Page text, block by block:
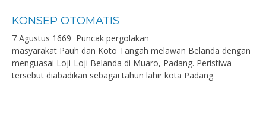
KONSEP OTOMATIS
7 Agustus 1669 Puncak pergolakan
masyarakat Pauh dan Koto Tangah melawan Belanda dengan
menguasai Loji-Loji Belanda di Muaro, Padang. Peristiwa
tersebut diabadikan sebagai tahun lahir kota Padang